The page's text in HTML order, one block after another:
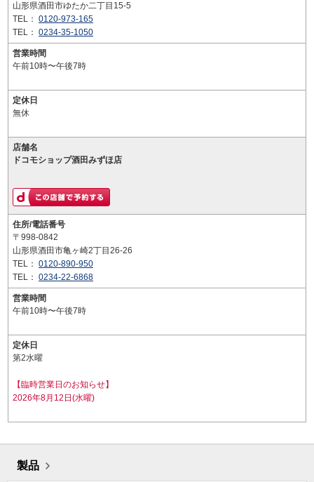
山形県酒田市ゆたか二丁目15-5
TEL： 0120-973-165
TEL： 0234-35-1050
営業時間
午前10時〜午後7時
定休日
無休
店舗名
ドコモショップ酒田みずほ店
住所/電話番号
〒998-0842
山形県酒田市亀ヶ崎2丁目26-26
TEL： 0120-890-950
TEL： 0234-22-6868
営業時間
午前10時〜午後7時
定休日
第2水曜
【臨時営業日のお知らせ】
2026年8月12日(水曜)
製品